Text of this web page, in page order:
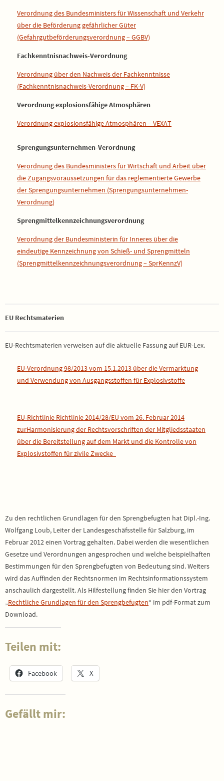
Verordnung des Bundesministers für Wissenschaft und Verkehr
über die Beförderung gefährlicher Güter
(Gefahrgutbeförderungsverordnung – GGBV)
Fachkenntnisnachweis-Verordnung
Verordnung über den Nachweis der Fachkenntnisse
(Fachkenntnisnachweis-Verordnung – FK-V)
Verordnung explosionsfähige Atmosphären
Verordnung explosionsfähige Atmosphären – VEXAT
Sprengungsunternehmen-Verordnung
Verordnung des Bundesministers für Wirtschaft und Arbeit über
die Zugangsvoraussetzungen für das reglementierte Gewerbe
der Sprengungsunternehmen (Sprengungsunternehmen-
Verordnung)
Sprengmittelkennzeichnungsverordnung
Verordnung der Bundesministerin für Inneres über die
eindeutige Kennzeichnung von Schieß- und Sprengmitteln
(Sprengmittelkennzeichnungsverordnung – SprKennzV)
EU Rechtsmaterien
EU-Rechtsmaterien verweisen auf die aktuelle Fassung auf EUR-Lex.
EU-Verordnung 98/2013 vom 15.1.2013 über die Vermarktung
und Verwendung von Ausgangsstoffen für Explosivstoffe
EU-Richtlinie Richtlinie 2014/28/EU vom 26. Februar 2014
zurHarmonisierung der Rechtsvorschriften der Mitgliedsstaaten
über die Bereitstellung auf dem Markt und die Kontrolle von
Explosivstoffen für zivile Zwecke
Zu den rechtlichen Grundlagen für den Sprengbefugten hat Dipl.-Ing.
Wolfgang Loub, Leiter der Landesgeschäfsstelle für Salzburg, im
Februar 2012 einen Vortrag gehalten. Dabei werden die wesentlichen
Gesetze und Verordnungen angesprochen und welche beispielhaften
Bestimmungen für den Sprengbefugten von Bedeutung sind. Weiters
wird das Auffinden der Rechtsnormen im Rechtsinformationssystem
anschaulich dargestellt. Als Hilfestellung finden Sie hier den Vortrag
„Rechtliche Grundlagen für den Sprengbefugten“ im pdf-Format zum
Download.
Teilen mit:
Facebook X
Gefällt mir: